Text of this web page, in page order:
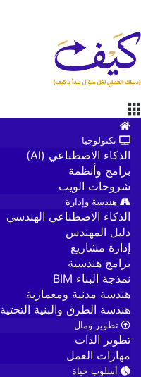
الرئيسية
تكنولوجيا
الذكاء الاصطناعي (AI)
برامج وأنظمة
شروحات الويب
هندسة وإدارة
الذكاء الاصطناعي الهندسي
دليل المهندس
إدارة مشاريع
برامج هندسية
نمذجة البناء BIM
هندسة مدنية ومعمارية
هندسة الطرق والبنية التحتية
تطوير ومال
تطوير الذات
مهارات العمل
أسلوب حياة